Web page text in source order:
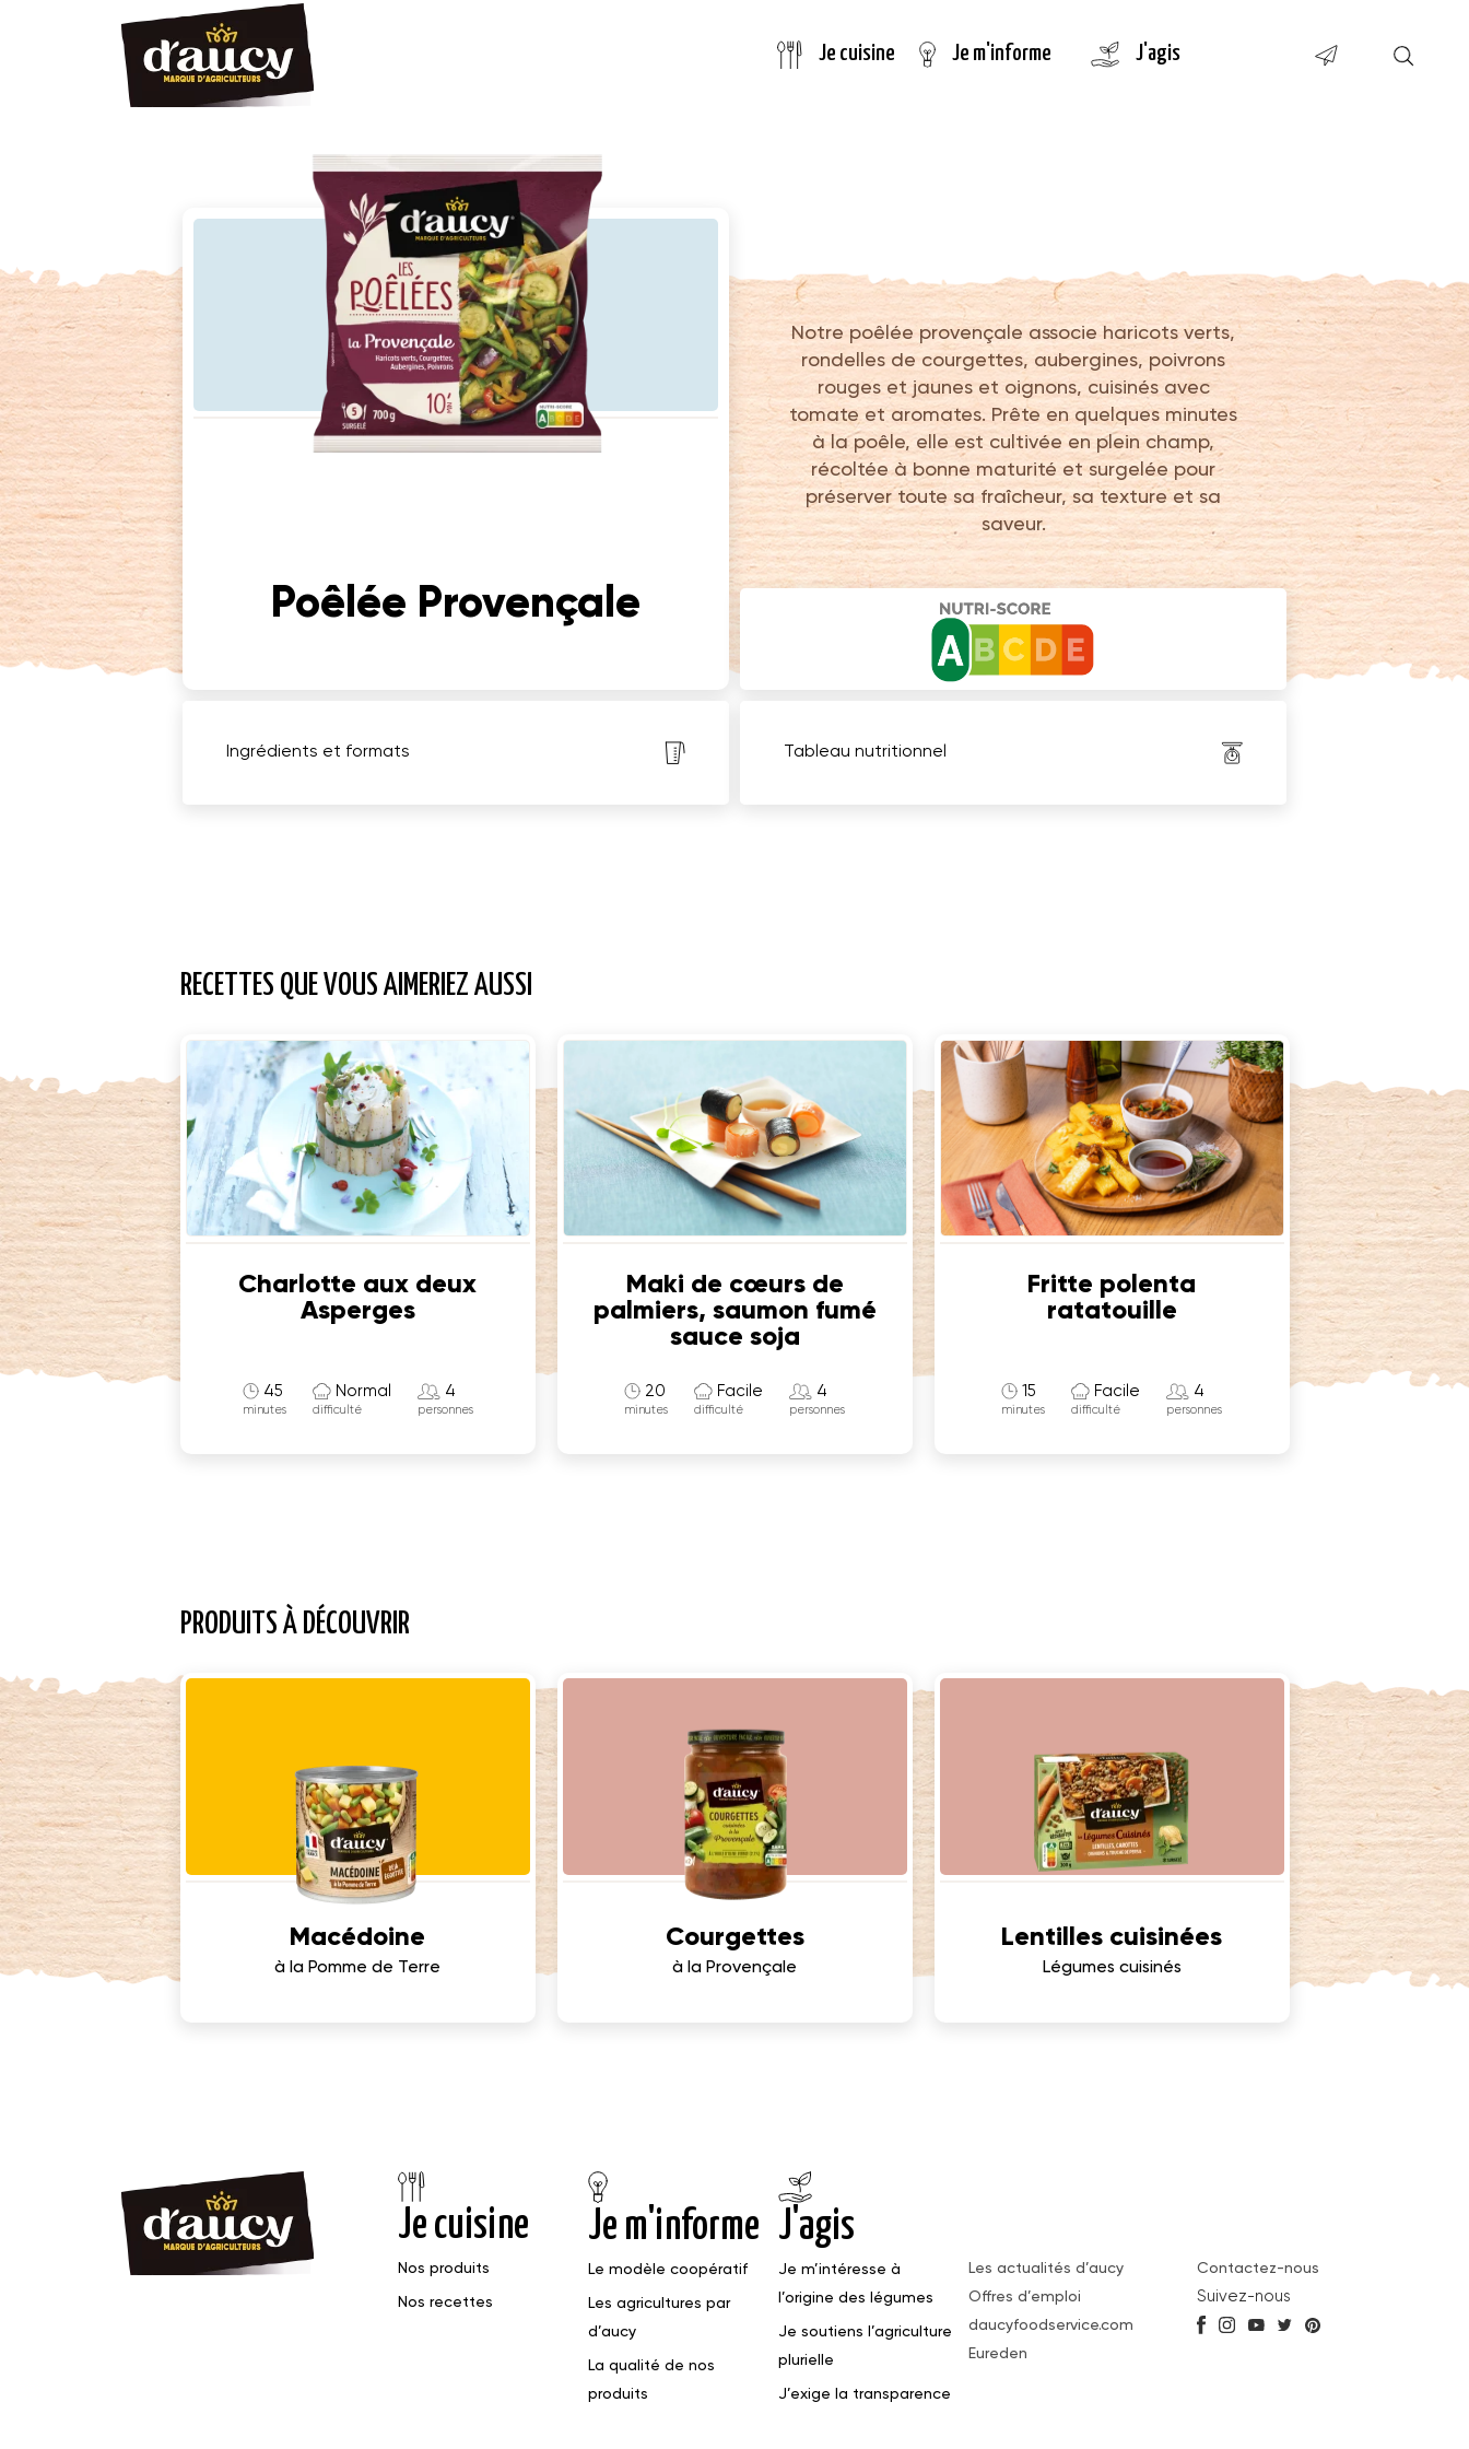
Je cuisine Je m'informe J'agis
Poêlée Provençale
Notre poêlée provençale associe haricots verts,
rondelles de courgettes, aubergines, poivrons
rouges et jaunes et oignons, cuisinés avec
tomate et aromates. Prête en quelques minutes
à la poêle, elle est cultivée en plein champ,
récoltée à bonne maturité et surgelée pour
préserver toute sa fraîcheur, sa texture et sa
saveur.
Ingrédients et formats Tableau nutritionnel
RECETTES QUE VOUS AIMERIEZ AUSSI
Charlotte aux deux
Asperges
45
minutes
Normal
difficulté
4
personnes
Maki de cœurs de
palmiers, saumon fumé
sauce soja
20
minutes
Facile
difficulté
4
personnes
Fritte polenta
ratatouille
15
minutes
Facile
difficulté
4
personnes
PRODUITS À DÉCOUVRIR
Macédoine
à la Pomme de Terre
Courgettes
à la Provençale
Lentilles cuisinées
Légumes cuisinés
Je cuisine
Nos produits
Nos recettes
Je m'informe
Le modèle coopératif
Les agricultures par
d’aucy
La qualité de nos
produits
J'agis
Je m’intéresse à
l’origine des légumes
Je soutiens l’agriculture
plurielle
J’exige la transparence
Contactez-nous
Suivez-nous
Les actualités d’aucy
Offres d’emploi
daucyfoodservice.com
Eureden